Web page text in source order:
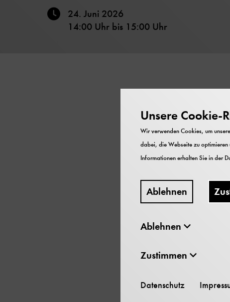
24. Juni 2026
14:00 Uhr bis 15:00 Uhr
– entscheidend ist, wie
erläutert zwei konkrete
Nebel. In Ländern wie
Versorgung von
wie gezielte
Weitere Informationen
Unsere Cookie-
Wir verwenden Cookies, um
dabei, die Webseite zu optimieren
Informationen erhalten Sie in der
Ablehnen
Ablehnen
Zustimmen
Datenschutz